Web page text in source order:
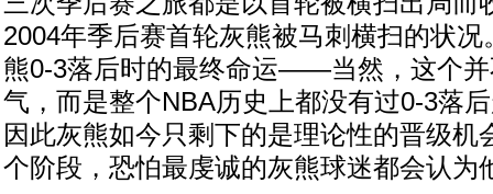
2004年季后赛首轮灰熊被马刺横扫的状
熊0-3落后时的最终命运——当然，这个并
气，而是整个NBA历史上都没有过0-3落
因此灰熊如今只剩下的是理论性的晋级机
个阶段，恐怕最虔诚的灰熊球迷都会认为